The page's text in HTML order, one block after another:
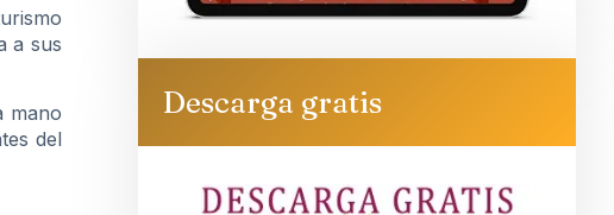
a sus
mano
del
Descarga gratis